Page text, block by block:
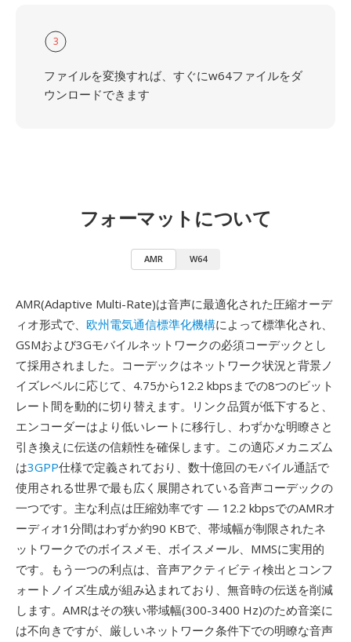
3
ファイルを変換すれば、すぐにw64ファイルをダ
ウンロードできます
フォーマットについて
AMR W64
AMR(Adaptive Multi-Rate)は音声に最適化された圧縮オーデ
ィオ形式で、 欧州電気通信標準化機構によって標準化され、
GSMおよび3Gモバイルネットワークの必須コーデックとし
て採用されました。コーデックはネットワーク状況と背景ノ
イズレベルに応じて、4.75から12.2 kbpsまでの8つのビット
レート間を動的に切り替えます。リンク品質が低下すると、
エンコーダーはより低いレートに移行し、わずかな明瞭さと
引き換えに伝送の信頼性を確保します。この適応メカニズム
は3GPP仕様で定義されており、数十億回のモバイル通話で
使用される世界で最も広く展開されている音声コーデックの
一つです。主な利点は圧縮効率です — 12.2 kbpsでのAMRオ
ーディオ1分間はわずか約90 KBで、帯域幅が制限されたネ
ットワークでのボイスメモ、ボイスメール、MMSに実用的
です。もう一つの利点は、音声アクティビティ検出とコンフ
ォートノイズ生成が組み込まれており、無音時の伝送を削減
します。AMRはその狭い帯域幅(300-3400 Hz)のため音楽に
は不向きですが、厳しいネットワーク条件下での明瞭な音声